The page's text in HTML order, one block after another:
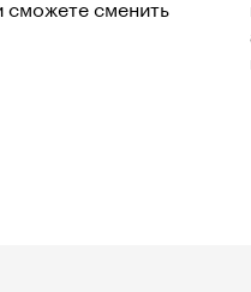
сможете сменить